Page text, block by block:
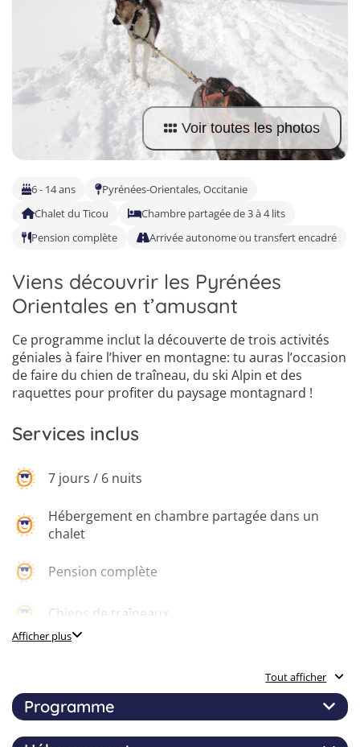
4
5
6
Voir toutes les photos
6 - 14 ans
Pyrénées-Orientales, Occitanie
Chalet du Ticou
Chambre partagée de 3 à 4 lits
Pension complète
Arrivée autonome ou transfert encadré
Viens découvrir les Pyrénées
Orientales en t’amusant
Ce programme inclut la découverte de trois activités
géniales à faire l’hiver en montagne: tu auras l’occasion
de faire du chien de traîneau, du ski Alpin et des
raquettes pour profiter du paysage montagnard !
Services inclus
7 jours / 6 nuits
Hébergement en chambre partagée dans un
chalet
Pension complète
Chiens de traîneaux
Visite de Font Romeu
Sorties luge
Afficher plus
Tout afficher
Programme